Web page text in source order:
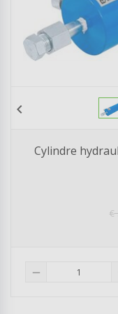
chevron_left
Cylindre
€
remove